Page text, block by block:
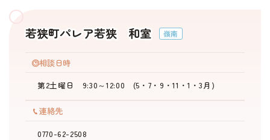
若狭町パレア若狭 和室 嶺南
相談日時
第2土曜日 9:30～12:00 (5・7・9・11・1・3月)
連絡先
0770-62-2508